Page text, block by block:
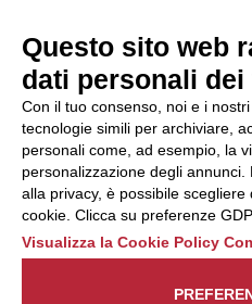
possibile
reclamo
all’Organismo di
Monitoraggio
una delle modalità
descritte al
indirizzo web
https://odm-
agenzielavoro.it/
Questo sito web
dati personali
Con il tuo consenso, noi e i
tecnologie simili per archiviare,
personali come, ad esempio, la
personalizzazione degli
alla privacy, è possibile
cookie. Clicca su preferenze
Visualizza la Cookie Policy